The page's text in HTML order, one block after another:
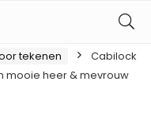
tekenen
Cabilock
mooie heer & mevrouw